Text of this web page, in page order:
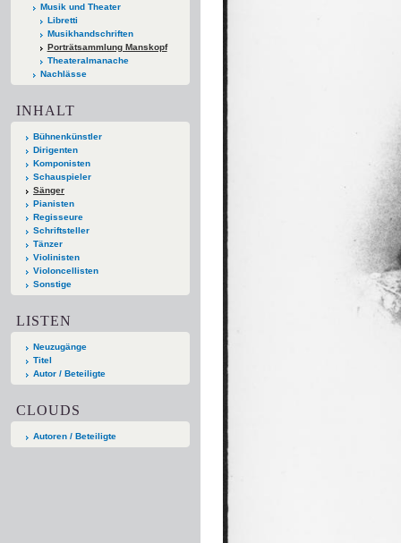
Musik und Theater
Libretti
Musikhandschriften
Porträtsammlung Manskopf
Theateralmanache
Nachlässe
INHALT
Bühnenkünstler
Dirigenten
Komponisten
Schauspieler
Sänger
Pianisten
Regisseure
Schriftsteller
Tänzer
Violinisten
Violoncellisten
Sonstige
LISTEN
Neuzugänge
Titel
Autor / Beteiligte
CLOUDS
Autoren / Beteiligte